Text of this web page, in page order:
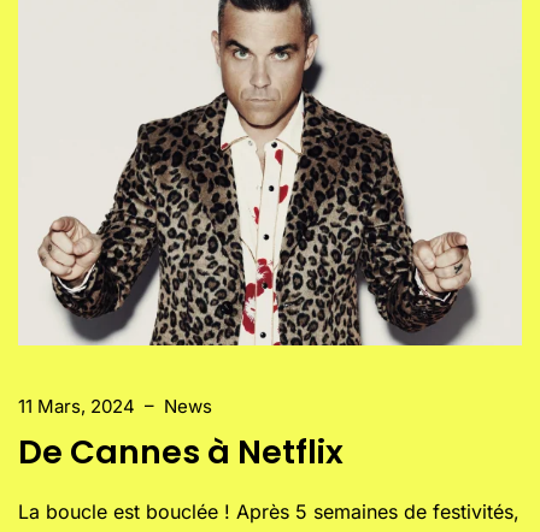
11 Mars, 2024 – News
De Cannes à Netflix
La boucle est bouclée ! Après 5 semaines de festivités,